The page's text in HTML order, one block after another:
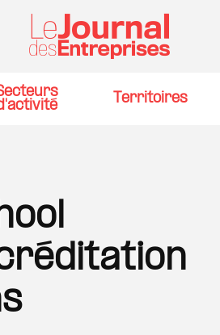
Territoires